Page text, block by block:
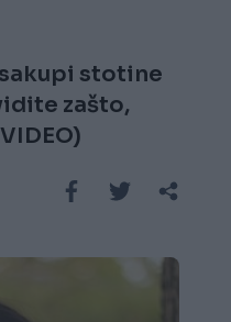
stotine
zašto,